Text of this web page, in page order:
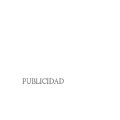
PUBLICIDAD